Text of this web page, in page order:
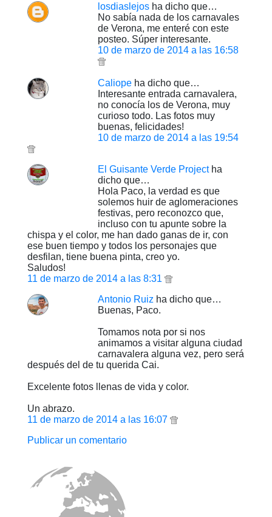
losdiaslejos ha dicho que…
No sabía nada de los carnavales
de Verona, me enteré con este
posteo. Súper interesante.
10 de marzo de 2014 a las 16:58
Caliope ha dicho que…
Interesante entrada carnavalera,
no conocía los de Verona, muy
curioso todo. Las fotos muy
buenas, felicidades!
10 de marzo de 2014 a las 19:54
El Guisante Verde Projectha
dicho que…
Hola Paco, la verdad es que
solemos huir de aglomeraciones
festivas, pero reconozco que,
incluso con tu apunte sobre la
chispa y el color, me han dado ganas de ir, con
ese buen tiempo y todos los personajes que
desfilan, tiene buena pinta, creo yo.
Saludos!
11 de marzo de 2014 a las 8:31
Antonio Ruiz ha dicho que…
Buenas, Paco.
Tomamos nota por si nos
animamos a visitar alguna ciudad
carnavalera alguna vez, pero será
después del de tu querida Cai.
Excelente fotos llenas de vida y color.
Un abrazo.
11 de marzo de 2014 a las 16:07
Publicar un comentario